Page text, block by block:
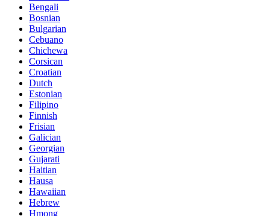
Bengali
Bosnian
Bulgarian
Cebuano
Chichewa
Corsican
Croatian
Dutch
Estonian
Filipino
Finnish
Frisian
Galician
Georgian
Gujarati
Haitian
Hausa
Hawaiian
Hebrew
Hmong